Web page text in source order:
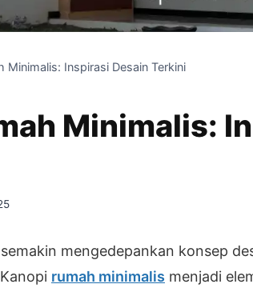
Minimalis: Inspirasi Desain Terkini
Minimalis:
mengedepankan konsep
rumah minimalis menjadi